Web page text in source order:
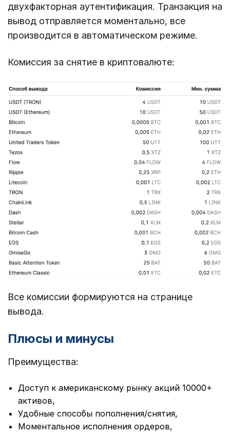
двухфакторная аутентификация. Транзакция на
вывод отправляется моментально, все
производится в автоматическом режиме.
Комиссия за снятие в криптовалюте:
Все комиссии формируются на странице
вывода.
Плюсы и минусы
Преимущества:
Доступ к американскому рынку акций 10000+
активов,
Удобные способы пополнения/снятия,
Моментальное исполнения ордеров,